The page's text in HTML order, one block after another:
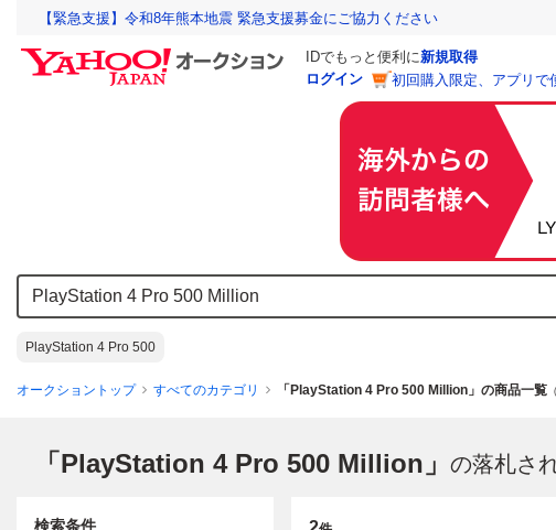
【緊急支援】令和8年熊本地震 緊急支援募金にご協力ください
IDでもっと便利に新規取得
ログイン
初回購入限定、アプリで
PlayStation 4 Pro 500
オークショントップ すべてのカテゴリ 「PlayStation 4 Pro 500 Million」の商品一覧
「PlayStation 4 Pro 500 Million」 の落札さ
検索条件